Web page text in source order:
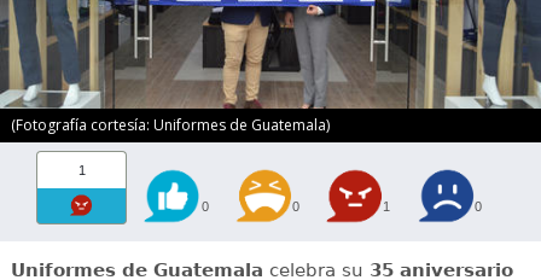
(Fotografía cortesía: Uniformes de Guatemala)
1
0 0 1 0
Uniformes de Guatemala celebra su 35 aniversario